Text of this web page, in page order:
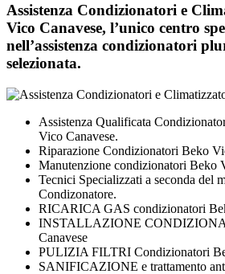
Assistenza Condizionatori e
Vico Canavese, l’unico centro
nell’assistenza condizionatori
selezionata.
Assistenza Qualificata
Vico Canavese.
Riparazione Condizionatori Beko
Manutenzione condizionatori Beko
Tecnici Specializzati a seconda del
Condizonatore.
RICARICA GAS condizionatori
INSTALLAZIONE
Canavese
PULIZIA FILTRI Condizionatori
SANIFICAZIONE e trattamento